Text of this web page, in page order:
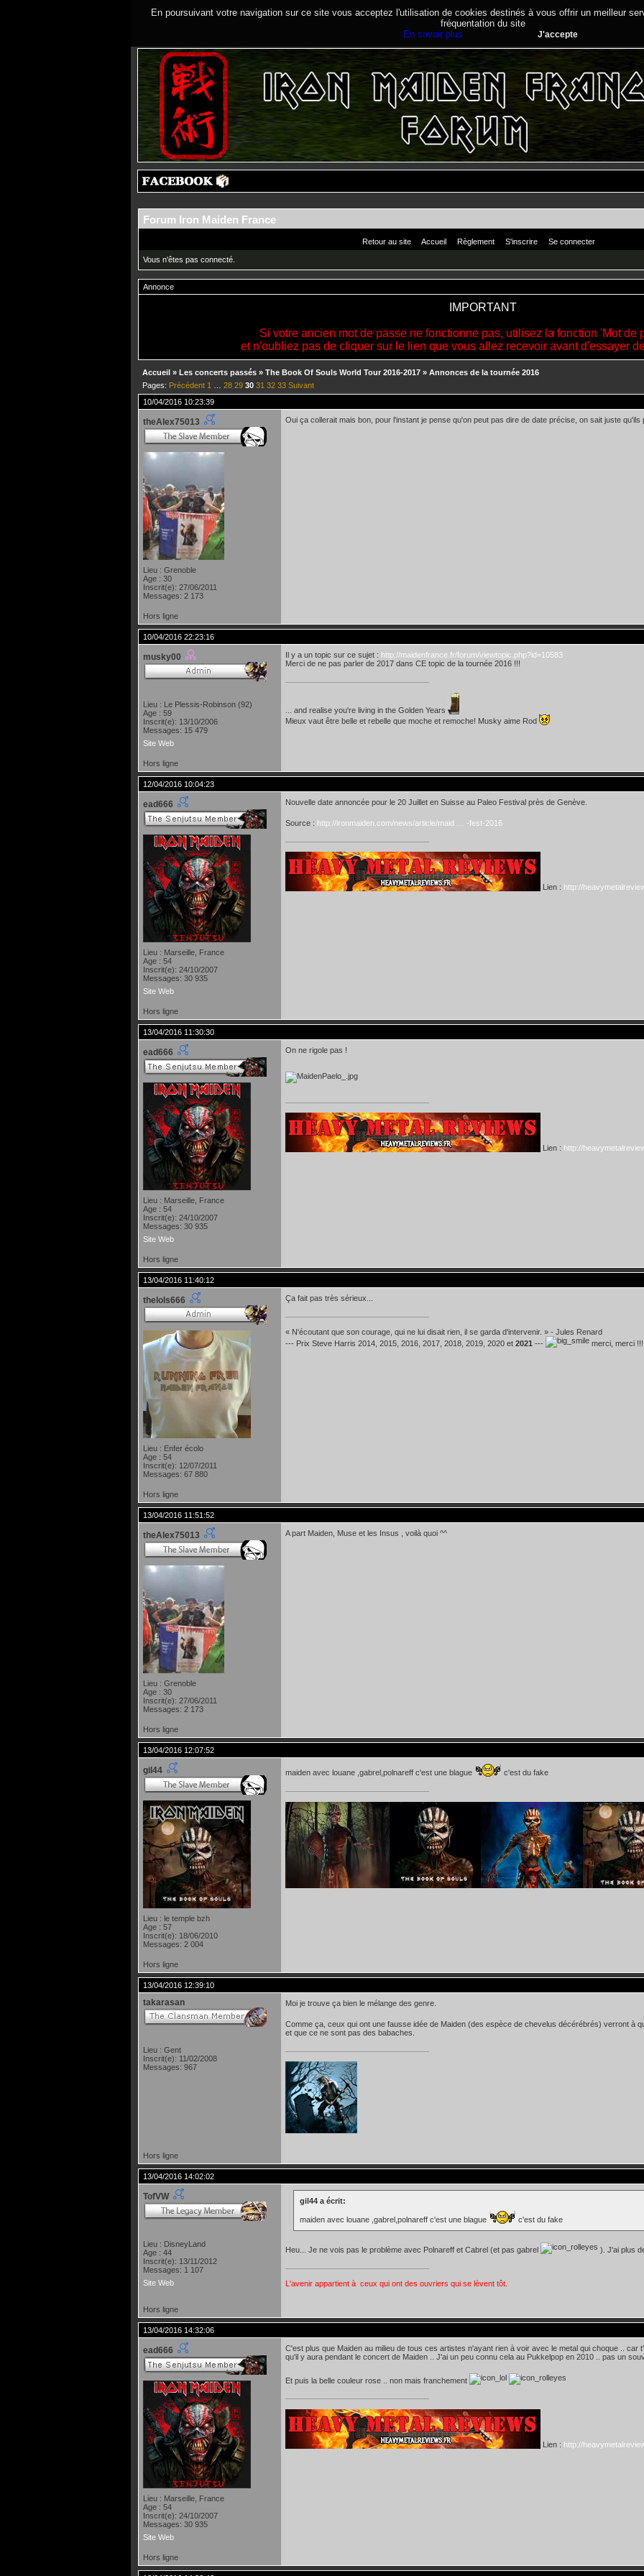
En poursuivant votre navigation sur ce site vous acceptez l'utilisation de cookies destinés à vous offrir un meilleur
fréquentation du site
En savoir plus
J'accepte
Forum Iron Maiden France
Retour au site Accueil Règlement S'inscrire Se connecter
Vous n'êtes pas connecté.
Annonce
IMPORTANT
Si votre ancien mot de passe ne fonctionne pas, utilisez la fonction 'Mot de
et n'oubliez pas de cliquer sur le lien que vous allez recevoir avant d'essayer
Accueil » Les concerts passés » The Book Of Souls World Tour 2016-2017 » Annonces de la tournée 2016
Pages: Précédent 1 28 29 30 31 32 33 Suivant
10/04/2016 10:23:39
theAlex75013
Lieu : Grenoble
Age : 30
Inscrit(e): 27/06/2011
Messages: 2 173
Oui ça collerait mais bon, pour l'instant je pense qu'on peut pas dire de date précise, on sait juste qu'ils
Hors ligne
10/04/2016 22:23:16
musky00
Lieu : Le Plessis-Robinson (92)
Age : 59
Inscrit(e): 13/10/2006
Messages: 15 479
Site Web
Il y a un topic sur ce sujet : http://maidenfrance.fr/forum/viewtopic.php?id=10583
Merci de ne pas parler de 2017 dans CE topic de la tournée 2016 !!!
... and realise you're living in the Golden Years
Mieux vaut être belle et rebelle que moche et remoche! Musky aime Rod
Hors ligne
12/04/2016 10:04:23
ead666
Lieu : Marseille, France
Age : 54
Inscrit(e): 24/10/2007
Messages: 30 935
Site Web
Nouvelle date annoncée pour le 20 Juillet en Suisse au Paleo Festival près de Genève.
Source : http://ironmaiden.com/news/article/maid … -fest-2016
Lien : http://
Hors ligne
13/04/2016 11:30:30
ead666
Lieu : Marseille, France
Age : 54
Inscrit(e): 24/10/2007
Messages: 30 935
Site Web
On ne rigole pas !
Lien : http://
Hors ligne
13/04/2016 11:40:12
thelols666
Lieu : Enfer écolo
Age : 54
Inscrit(e): 12/07/2011
Messages: 67 880
Ça fait pas très sérieux...
« N'écoutant que son courage, qui ne lui disait rien, il se garda d'intervenir. » - Jules Renard
--- Prix Steve Harris 2014, 2015, 2016, 2017, 2018, 2019, 2020 et 2021 --- merci, merci !!!
Hors ligne
13/04/2016 11:51:52
theAlex75013
Lieu : Grenoble
Age : 30
Inscrit(e): 27/06/2011
Messages: 2 173
A part Maiden, Muse et les Insus , voilà quoi ^^
Hors ligne
13/04/2016 12:07:52
gil44
Lieu : le temple bzh
Age : 57
Inscrit(e): 18/06/2010
Messages: 2 004
maiden avec louane ,gabrel,polnareff c'est une blague c'est du fake
Hors ligne
13/04/2016 12:39:10
takarasan
Lieu : Gent
Inscrit(e): 11/02/2008
Messages: 967
Moi je trouve ça bien le mélange des genre.
Comme ça, ceux qui ont une fausse idée de Maiden (des espèce de chevelus décérébrés) verront à
et que ce ne sont pas des babaches.
Hors ligne
13/04/2016 14:02:02
TofVW
Lieu : DisneyLand
Age : 44
Inscrit(e): 13/11/2012
Messages: 1 107
Site Web
gil44 a écrit:
maiden avec louane ,gabrel,polnareff c'est une blague c'est du fake
Heu... Je ne vois pas le problème avec Polnareff et Cabrel (et pas gabrel ). J'ai plus
L'avenir appartient à ceux qui ont des ouvriers qui se lèvent tôt.
Hors ligne
13/04/2016 14:32:06
ead666
Lieu : Marseille, France
Age : 54
Inscrit(e): 24/10/2007
Messages: 30 935
Site Web
C'est plus que Maiden au milieu de tous ces artistes n'ayant rien à voir avec le metal qui choque .. car
qu'il y aura pendant le concert de Maiden .. J'ai un peu connu cela au Pukkelpop en 2010 .. pas un
Et puis la belle couleur rose .. non mais franchement
Lien : http://
Hors ligne